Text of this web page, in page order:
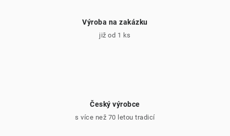
Výroba na zakázku
již od 1 ks
Český výrobce
s více než 70 letou tradicí